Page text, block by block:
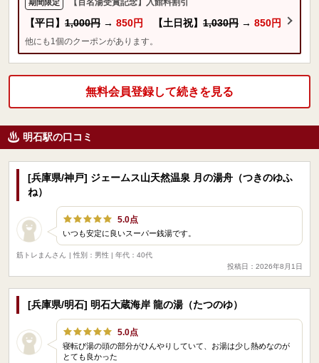
期間限定
【平日】 1,000円 → 850円 【土日祝】 1,030円 → 850円
他にも1個のクーポンがあります。
無料会員登録して続きを見る
明石駅の口コミ
[兵庫県/神戸] ジェームス山天然温泉 月の湯舟（つきのゆふ
ね）
5.0点
いつも安定に良いスーパー銭湯です。
筋トレまんさん
| 性別：男性 | 年代：40代
投稿日：2026年8月1日
[兵庫県/明石] 明石大蔵海岸 龍の湯（たつのゆ）
5.0点
寝転び湯の頭の部分がひんやりしていて、お湯は少し熱めなのが
とても良かった